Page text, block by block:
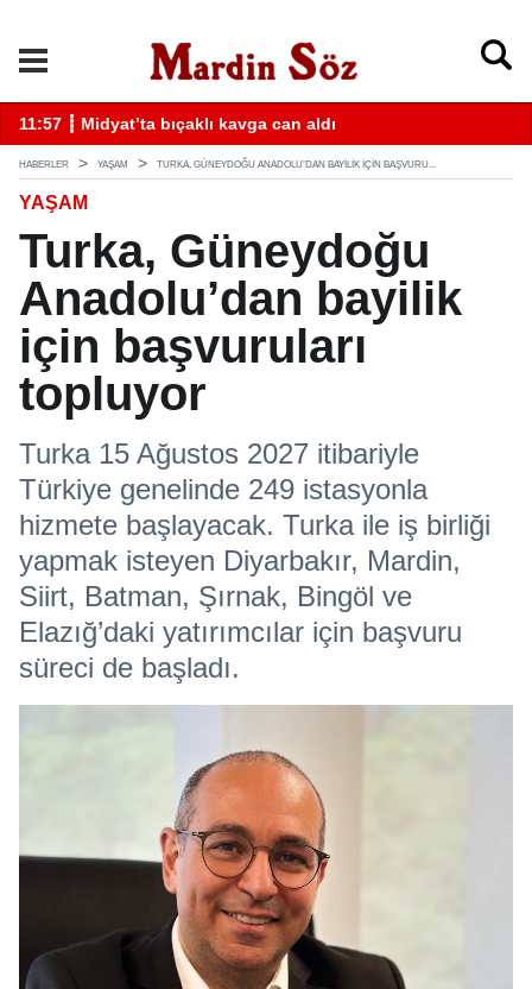
11:57 ┋ Midyat’ta bıçaklı kavga can aldı
HABERLER YAŞAM TURKA, GÜNEYDOĞU ANADOLU’DAN BAYILIK IÇIN BAŞVURU...
YAŞAM
Turka, Güneydoğu
Anadolu’dan bayilik
için başvuruları
topluyor
Turka 15 Ağustos 2027 itibariyle
Türkiye genelinde 249 istasyonla
hizmete başlayacak. Turka ile iş birliği
yapmak isteyen Diyarbakır, Mardin,
Siirt, Batman, Şırnak, Bingöl ve
Elazığ’daki yatırımcılar için başvuru
süreci de başladı.